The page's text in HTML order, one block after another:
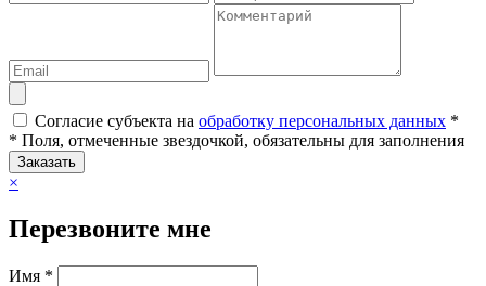
Согласие субъекта на обработку персональных данных *
* Поля, отмеченные звездочкой, обязательны для заполнения
Заказать
×
Перезвоните мне
Имя *